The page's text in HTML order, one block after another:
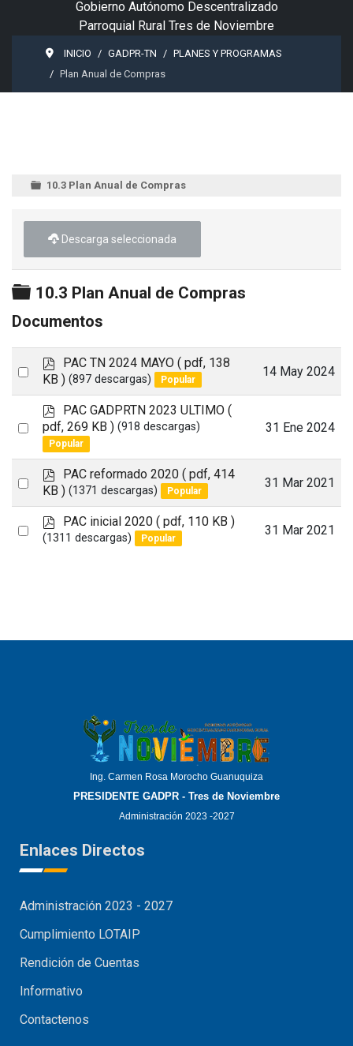
Gobierno Autónomo Descentralizado
Parroquial Rural Tres de Noviembre
INICIO GADPR-TN
PLANES Y PROGRAMAS
Plan Anual de Compras
10.3 Plan Anual de Compras
Descarga seleccionada
Carpeta
10.3 Plan Anual de Compras
Documentos
Select
an
p
d
f
PAC TN 2024 MAYO ( pdf, 138
KB ) (897 descargas) Popular
14 May 2024
Select
p
d
f
PAC GADPRTN 2023 ULTIMO (
pdf, 269 KB ) (918 descargas)
Popular
31 Ene 2024
Select
an
item
p
d
f
PAC reformado 2020 ( pdf, 414
KB ) (1371 descargas) Popular
31 Mar 2021
Select
p
d
PAC inicial 2020 ( pdf, 110 KB )
(1311 descargas) Popular
31 Mar 2021
Ing. Carmen Rosa Morocho Guanuquiza
PRESIDENTE GADPR - Tres de Noviembre
Administración 2023 -2027
Enlaces Directos
Administración 2023 - 2027
Cumplimiento LOTAIP
Rendición de Cuentas
Informativo
Contactenos